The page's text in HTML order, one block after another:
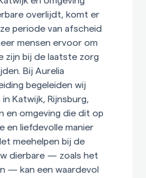
overlijdt, komt er
periode van afscheid
mensen ervoor om
zijn bij de laatste zorg
Bij Aurelia
begeleiden wij
Katwijk, Rijnsburg,
en omgeving die dit op
en liefdevolle manier
meehelpen bij de
dierbare — zoals het
— kan een waardevol